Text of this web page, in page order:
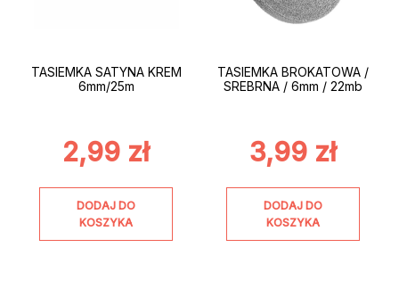
TASIEMKA SATYNA KREM
6mm/25m
2,99 zł
DODAJ DO
KOSZYKA
TASIEMKA BROKATOWA /
SREBRNA / 6mm / 22mb
3,99 zł
DODAJ DO
KOSZYKA